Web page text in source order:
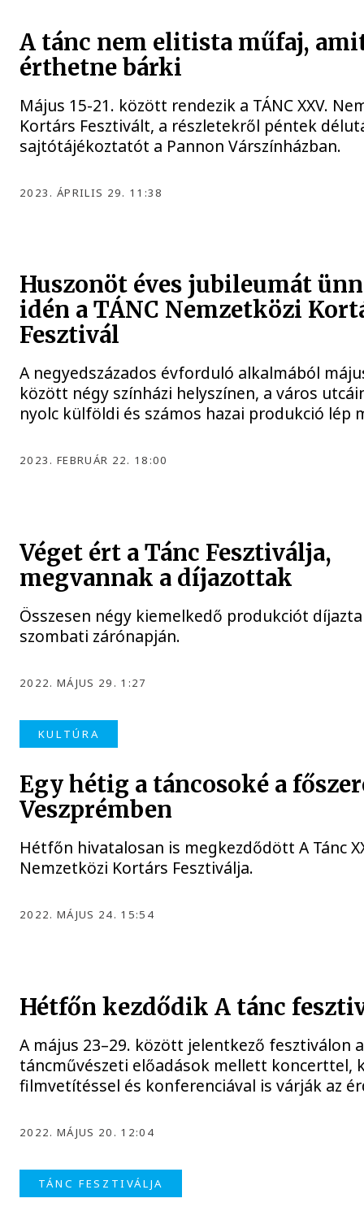
A tánc nem elitista műfaj,
érthetne bárki
Május 15-21. között rendezik a TÁNC XXV.
Kortárs Fesztivált, a részletekről péntek
sajtótájékoztatót a Pannon Várszínházban.
2023. ÁPRILIS 29. 11:38
Huszonöt éves jubileumát
idén a TÁNC Nemzetközi
Fesztivál
A negyedszázados évforduló alkalmából
között négy színházi helyszínen, a város
nyolc külföldi és számos hazai produkció lép
2023. FEBRUÁR 22. 18:00
Véget ért a Tánc Fesztiválja,
megvannak a díjazottak
Összesen négy kiemelkedő produkciót
szombati zárónapján.
2022. MÁJUS 29. 1:27
KULTÚRA
Egy hétig a táncosoké a
Veszprémben
Hétfőn hivatalosan is megkezdődött A Tánc
Nemzetközi Kortárs Fesztiválja.
2022. MÁJUS 24. 15:54
Hétfőn kezdődik A tánc
A május 23–29. között jelentkező fesztiválon a
táncművészeti előadások mellett koncerttel,
filmvetítéssel és konferenciával is várják az
2022. MÁJUS 20. 12:04
TÁNC FESZTIVÁLJA